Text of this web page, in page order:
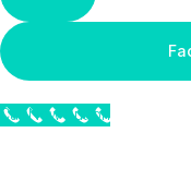
Call Now Button